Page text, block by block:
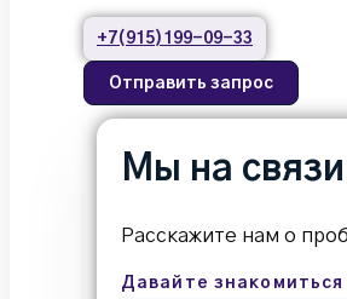
+7(915)199-09-33
Отправить запрос
Мы на
Расскажите нам о
Давайте знакомиться